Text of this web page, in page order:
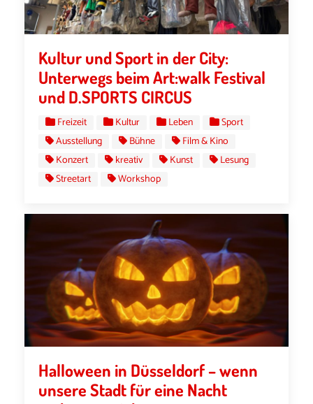
Kultur und Sport in der City:
Unterwegs beim Art:walk Festival
und D.SPORTS CIRCUS
Freizeit Kultur Leben
Sport
Ausstellung
Bühne
Film & Kino
Konzert
kreativ Kunst
Lesung
Streetart
Workshop
Halloween in Düsseldorf – wenn
unsere Stadt für eine Nacht